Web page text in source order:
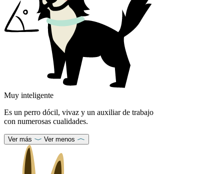
Muy inteligente
Es un perro dócil, vivaz y un auxiliar de trabajo
con numerosas cualidades.
Ver más Ver menos